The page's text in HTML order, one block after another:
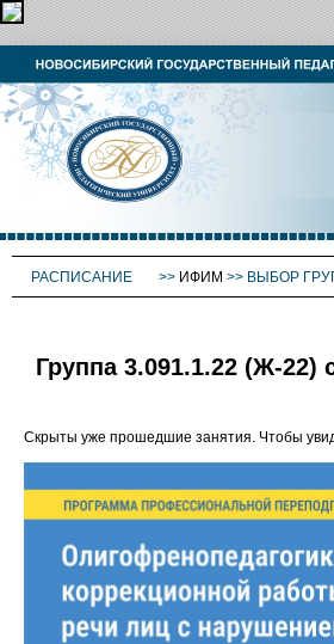
РАСПИСАНИЕ >> ИФИМ >> ВЫБОР
Группа 3.091.1.22 (Ж-22)
Скрыты уже прошедшие занятия. Чтобы